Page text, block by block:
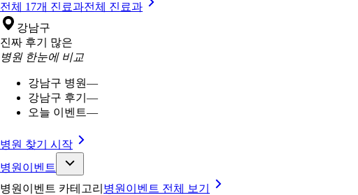
전체 17개 진료과전체 진료과
강남구
진짜 후기 많은
병원 한눈에 비교
강남구 병원—
강남구 후기 —
오늘 이벤트—
병원 찾기 시작
병원이벤트
병원이벤트 카테고리 병원이벤트 전체 보기